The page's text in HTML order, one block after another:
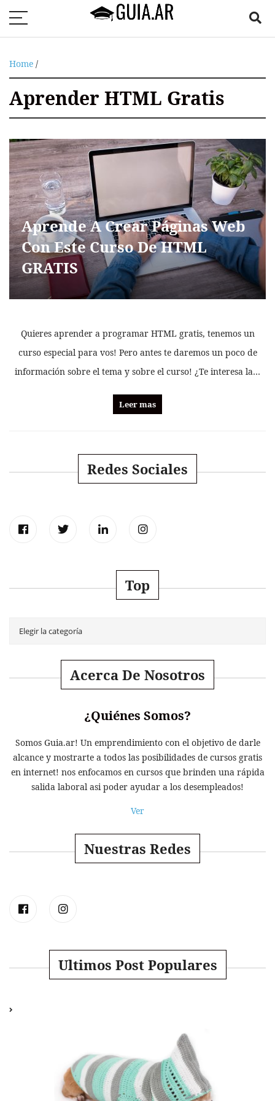
Home /
Aprender HTML Gratis
Aprende A Crear Páginas Web
Con Este Curso De HTML
GRATIS
Quieres aprender a programar HTML gratis, tenemos un
curso especial para vos! Pero antes te daremos un poco de
información sobre el tema y sobre el curso! ¿Te interesa la…
Leer mas
Redes Sociales
Top
Acerca De Nosotros
¿Quiénes Somos?
Somos Guia.ar! Un emprendimiento con el objetivo de darle
alcance y mostrarte a todos las posibilidades de cursos gratis
en internet! nos enfocamos en cursos que brinden una rápida
salida laboral asi poder ayudar a los desempleados!
Ver
Nuestras Redes
Ultimos Post Populares